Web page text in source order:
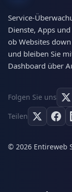
Service-
Dienste, Apps
ob Websites
und bleiben Sie
Dashboard über
Folgen Sie uns
Teilen
© 2026 Entireweb